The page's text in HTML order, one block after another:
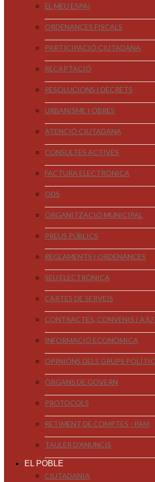
EL MEU ESPAI
ORDENANCES FISCALS
PARTICIPACIÓ CIUTADANA
RECAPTACIÓ
RESOLUCIONS I DECRETS
URBANISME I OBRES
ATENCIÓ CIUTADANA
CONSULTES ACTIVES
FACTURA ELECTRÒNICA
ODS
ORGANITZACIÓ MUNICIPAL
PREUS PÚBLICS
REGLAMENTS I ORDENANCES
SEU ELECTRÒNICA
CARTES DE SERVEIS
CONTRACTES, CONVENIS I
INFORMACIÓ ECONÒMICA
OPINIONS DELS GRUPS
ÒRGANS DE GOVERN
PROTOCOLS
RETIMENT DE COMPTES - PAM
TAULER D'ANUNCIS
EL POBLE
CIUTADANIA